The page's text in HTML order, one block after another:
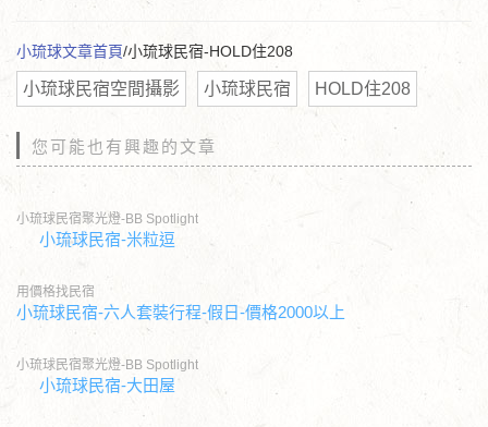
小琉球文章首頁/小琉球民宿-HOLD住208
小琉球民宿空間攝影 小琉球民宿 HOLD住208
您可能也有興趣的文章
小琉球民宿聚光燈-BB Spotlight
小琉球民宿-米粒逗
用價格找民宿
小琉球民宿-六人套裝行程-假日-價格2000以上
小琉球民宿聚光燈-BB Spotlight
小琉球民宿-大田屋